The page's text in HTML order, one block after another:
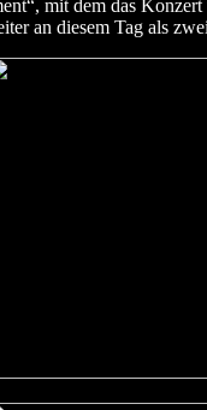
mit dem das
an diesem Tag als